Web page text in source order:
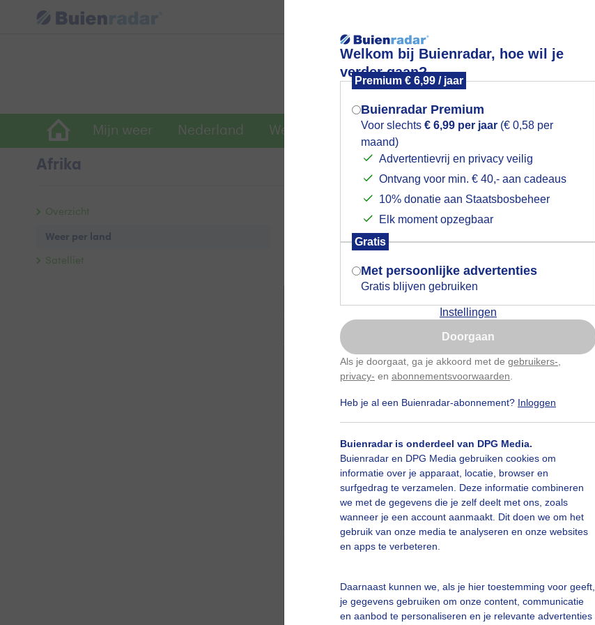
Welkom bij Buienradar, hoe wil je
verder gaan?
Premium € 6,99 / jaar
Buienradar Premium
Voor slechts € 6,99 per jaar (€ 0,58 per
maand)
Advertentievrij en privacy veilig
Ontvang voor min. € 40,- aan cadeaus
10% donatie aan Staatsbosbeheer
Elk moment opzegbaar
Gratis
Met persoonlijke advertenties
Gratis blijven gebruiken
Instellingen
Doorgaan
Als je doorgaat, ga je akkoord met de gebruikers-
privacy- en abonnementsvoorwaarden
Heb je al een Buienradar-abonnement? Inloggen
Buienradar is onderdeel van DPG Media.
Buienradar en DPG Media gebruiken cookies om
informatie over je apparaat, locatie, browser en
surfgedrag te verzamelen. Deze informatie combineren
we met de gegevens die je zelf deelt met ons, zoals
wanneer je een account aanmaakt. Dit doen we om het
gebruik van onze media te analyseren en onze websites
en apps te verbeteren.
Daarnaast kunnen we, als je hier toestemming voor geeft,
je gegevens gebruiken om onze content, communicatie
en aanbod te personaliseren en je relevante advertenties
Mijn weer Nederland Wereldwijd Foto en video Weerzine
Afrika
17,5°
17,5°
Overzicht
Weer per land
Satelliet
Mogen we je locatie gebruiken voor
het weer?
Indien je hier nog geen akkoord op hebt
gegeven, verschijnt er zo een pop-up uit
je browser waarin deze toestemming
gevraagd wordt.
Is goed, toon de popup
Nu niet, misschien later
Gebruik je Safari en wil je niet elke dag deze pop-up
Klikhierom dit aan te passen